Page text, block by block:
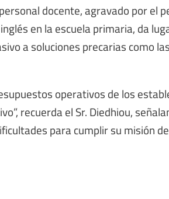
docente, agravado por el
en la escuela primaria, da
a soluciones precarias como
operativos de los
recuerda el Sr. Diedhiou,
para cumplir su misión